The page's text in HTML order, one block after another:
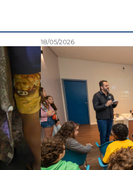
18/05/2026